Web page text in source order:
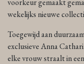
voorkeur gemaakt
wekelijks nieuwe
Toegewijd aan
exclusieve Anna
elke vrouw straalt in